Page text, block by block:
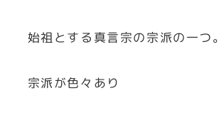
始祖とする真言宗の宗派の一つ。
宗派が色々あり